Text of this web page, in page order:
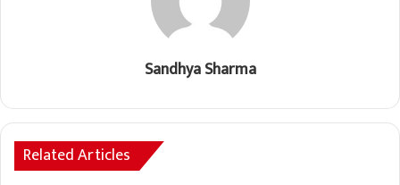
Sandhya Sharma
Related Articles